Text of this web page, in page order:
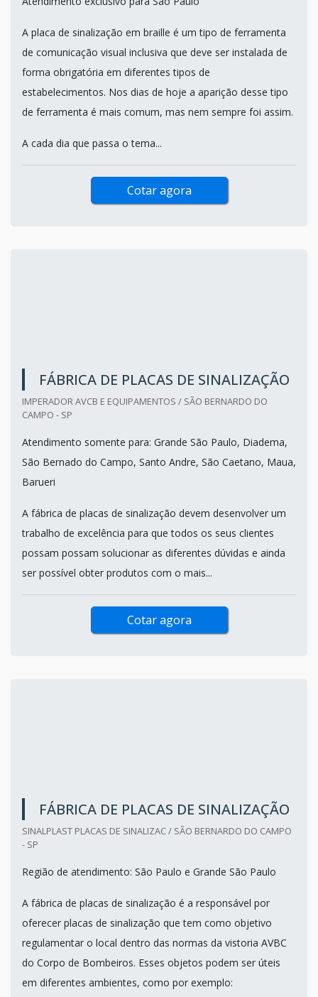
A placa de sinalização em braille é um tipo de ferramenta
de comunicação visual inclusiva que deve ser instalada de
forma obrigatória em diferentes tipos de
estabelecimentos. Nos dias de hoje a aparição desse tipo
de ferramenta é mais comum, mas nem sempre foi assim.
A cada dia que passa o tema...
Cotar agora
FÁBRICA DE PLACAS DE SINALIZAÇÃO
IMPERADOR AVCB E EQUIPAMENTOS / SÃO BERNARDO DO
CAMPO - SP
Atendimento somente para: Grande São Paulo, Diadema,
São Bernado do Campo, Santo Andre, São Caetano, Maua,
Barueri
A fábrica de placas de sinalização devem desenvolver um
trabalho de excelência para que todos os seus clientes
possam possam solucionar as diferentes dúvidas e ainda
ser possível obter produtos com o mais...
Cotar agora
FÁBRICA DE PLACAS DE SINALIZAÇÃO
SINALPLAST PLACAS DE SINALIZAC / SÃO BERNARDO DO CAMPO
- SP
Região de atendimento: São Paulo e Grande São Paulo
A fábrica de placas de sinalização é a responsável por
oferecer placas de sinalização que tem como objetivo
regulamentar o local dentro das normas da vistoria AVBC
do Corpo de Bombeiros. Esses objetos podem ser úteis
em diferentes ambientes, como por exemplo: